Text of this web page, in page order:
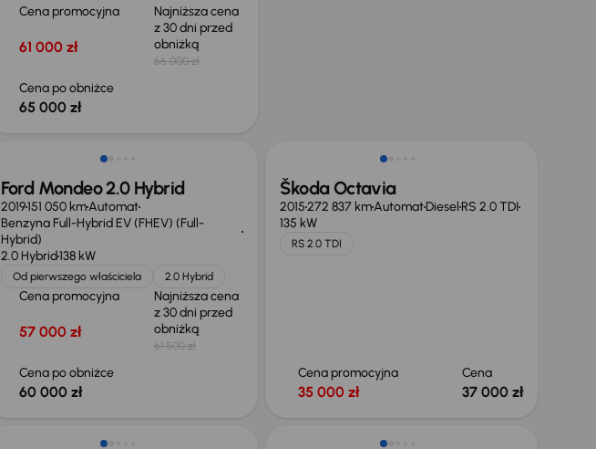
Cena promocyjna
61 000 zł
Najniższa cena
z 30 dni przed
obniżką
66 000 zł
Cena po obniżce
65 000 zł
Taniej o 1 500 zł
Ford Mondeo 2.0 Hybrid
2019151 050 kmAutomat
Benzyna Full-Hybrid EV (FHEV) (Full-
Hybrid)
2.0 Hybrid138 kW
Od pierwszego właściciela 2.0 Hybrid
Cena promocyjna
57 000 zł
Najniższa cena
z 30 dni przed
obniżką
61 500 zł
Cena po obniżce
60 000 zł
Škoda Octavia
2015272 837 kmAutomatDieselRS 2.0 TDI
135 kW
RS 2.0 TDI
Cena promocyjna
35 000 zł
Cena
37 000 zł
Taniej o 1 500 zł